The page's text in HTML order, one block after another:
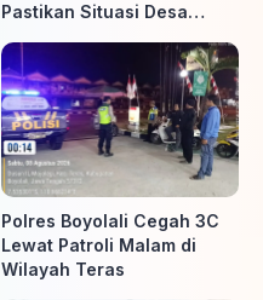
Pastikan Situasi Desa
Polres Boyolali Cegah 3C
Lewat Patroli Malam di
Wilayah Teras